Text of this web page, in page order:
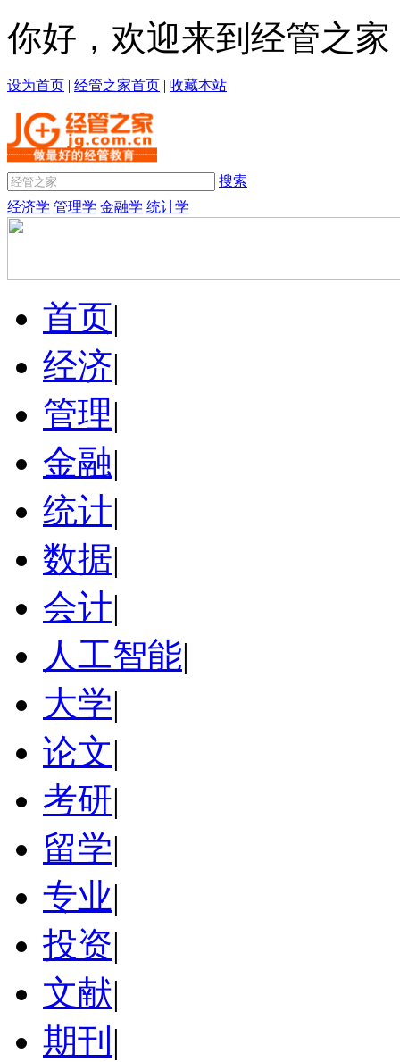
你好，欢迎来到经管之家
设为首页 | 经管之家首页 | 收藏本站
搜索
经济学 管理学 金融学 统计学
首页|
经济|
管理|
金融|
统计|
数据|
会计|
人工智能|
大学|
论文|
考研|
留学|
专业|
投资|
文献|
期刊 |